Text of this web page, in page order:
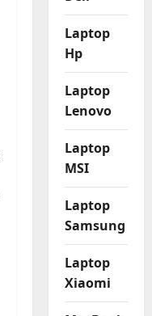
Laptop
Hp
Laptop
Lenovo
Laptop
MSI
Laptop
Samsung
Laptop
Xiaomi